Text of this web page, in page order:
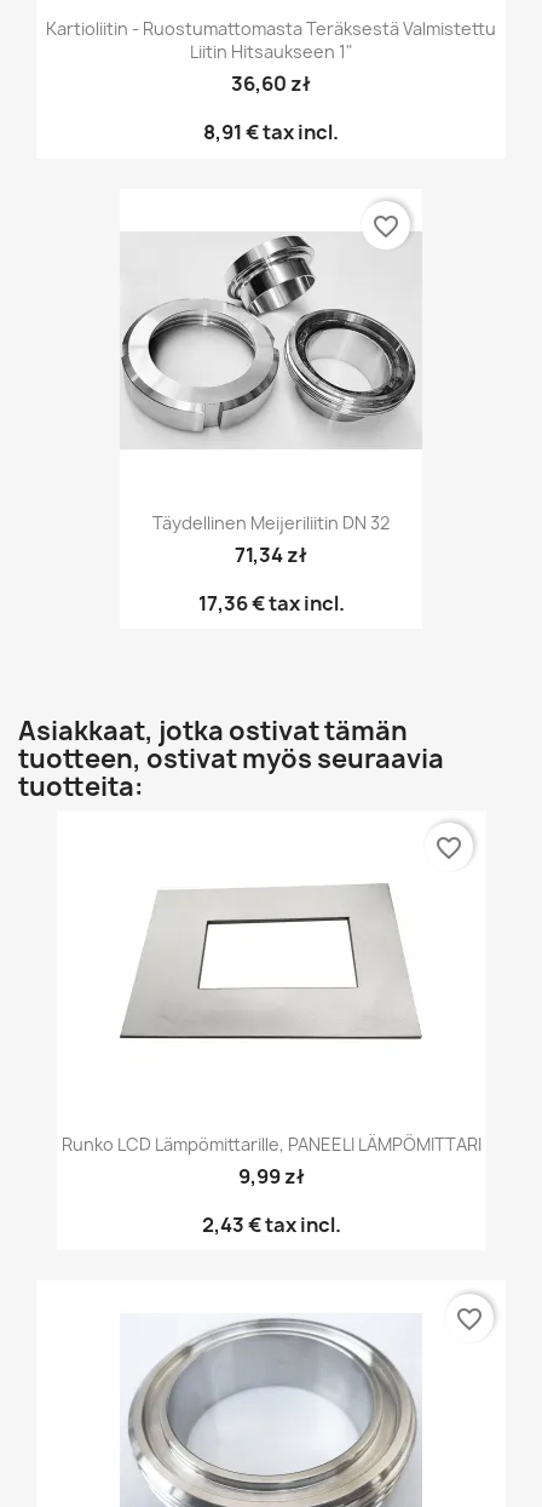
Kartioliitin - Ruostumattomasta Teräksestä Valmistettu
Liitin Hitsaukseen 1"
36,60 zł
8,91 €tax incl.
Täydellinen Meijeriliitin DN 32
71,34 zł
17,36 €tax incl.
favorite_border
Asiakkaat, jotka ostivat tämän
tuotteen, ostivat myös seuraavia
tuotteita:
Runko LCD Lämpömittarille, PANEELI LÄMPÖMITTARI
9,99 zł
2,43 €tax incl.
favorite_border
favorite_border